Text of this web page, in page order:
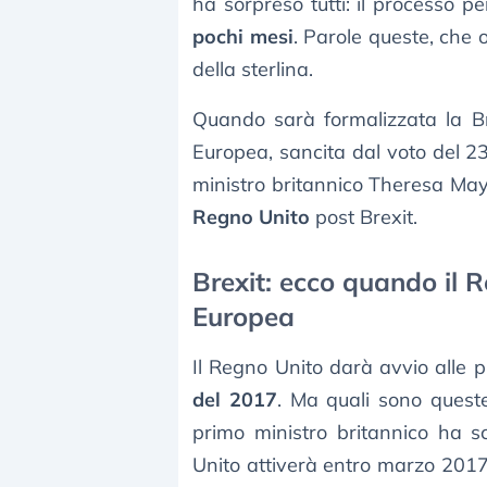
pochi mesi. Parole queste, che
della sterlina.
Quando sarà formalizzata la
Europea, sancita dal voto del
ministro britannico Theresa
Regno Unito post Brexit.
Brexit: ecco quando il
Europea
Il Regno Unito darà avvio alle
del 2017. Ma quali sono
primo ministro britannico ha
Unito attiverà entro marzo